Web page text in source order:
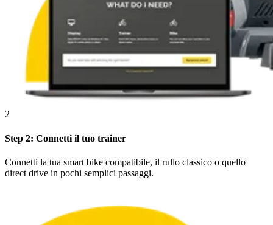
2
Step 2: Connetti il tuo trainer
Connetti la tua smart bike compatibile, il rullo classico o quello
direct drive in pochi semplici passaggi.